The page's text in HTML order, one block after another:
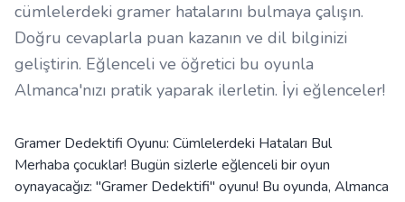
cümlelerdeki gramer hatalarını bulmaya çalışın.
Doğru cevaplarla puan kazanın ve dil bilginizi
geliştirin. Eğlenceli ve öğretici bu oyunla
Almanca'nızı pratik yaparak ilerletin. İyi eğlenceler!
Gramer Dedektifi Oyunu: Cümlelerdeki Hataları Bul
Merhaba çocuklar! Bugün sizlerle eğlenceli bir oyun
oynayacağız: "Gramer Dedektifi" oyunu! Bu oyunda, Almanca